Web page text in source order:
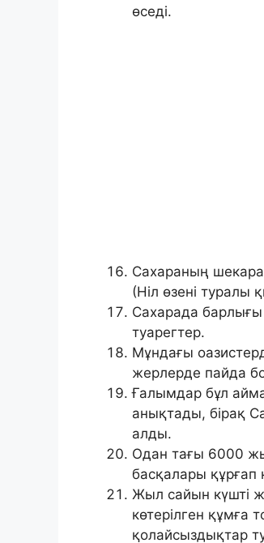
өседі.
Сахараның
(Ніл өзені туралы
Сахарада
туарегтер.
Мұндағы
жерлерде пайда
Ғалымдар бұл
анықтады, бірақ
алды.
Одан тағы 6000
басқалары құрғап
Жыл сайын күшті
көтерілген құмға
қолайсыздықтар